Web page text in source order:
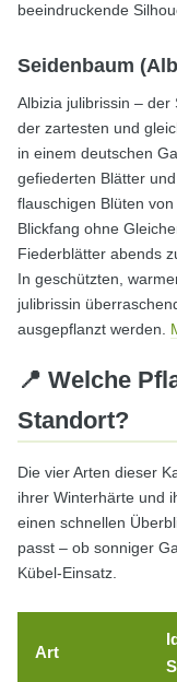
beeindruckende
Seidenbaum
Albizia julibrissin –
der zartesten und
in einem deutschen
gefiederten Blätter
flauschigen Blüten
Blickfang ohne
Fiederblätter abends
In geschützten,
julibrissin
ausgepflanzt werden.
📍 Welche
Standort?
Die vier Arten dieser
ihrer Winterhärte und
einen schnellen
passt – ob sonniger
Kübel-Einsatz.
Art